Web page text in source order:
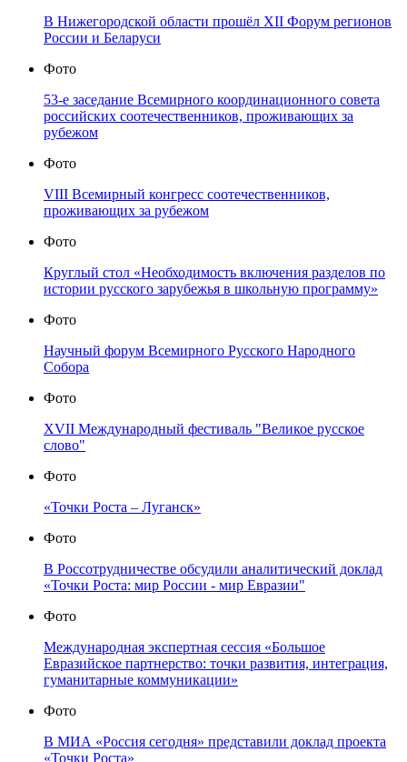
В Нижегородской области прошёл XII Форум регионов
России и Беларуси
Фото
53-е заседание Всемирного координационного совета
российских соотечественников, проживающих за
рубежом
Фото
VIII Всемирный конгресс соотечественников,
проживающих за рубежом
Фото
Круглый стол «Необходимость включения разделов по
истории русского зарубежья в школьную программу»
Фото
Научный форум Всемирного Русского Народного
Собора
Фото
XVII Международный фестиваль "Великое русское
слово"
Фото
«Точки Роста – Луганск»
Фото
В Россотрудничестве обсудили аналитический доклад
«Точки Роста: мир России - мир Евразии"
Фото
Международная экспертная сессия «Большое
Евразийское партнерство: точки развития, интеграция,
гуманитарные коммуникации»
Фото
В МИА «Россия сегодня» представили доклад проекта
«Точки Роста»